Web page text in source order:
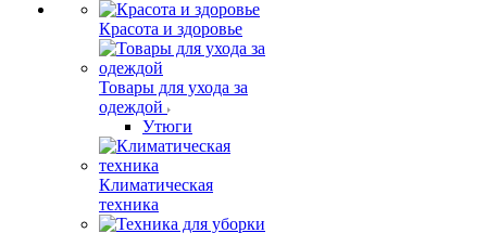
Красота и здоровье
Товары для ухода за
одеждой
Утюги
Климатическая
техника